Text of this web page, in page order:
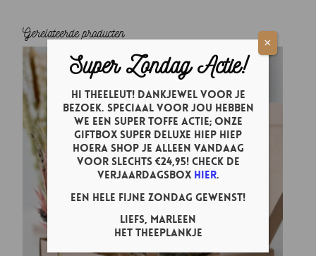
Gerelateerde producten
Super Zondag Actie!
Hi theeleut! Dankjewel voor je
bezoek. Speciaal voor jou hebben
we een super toffe actie; onze
Giftbox Super Deluxe Hiep Hiep
Hoera shop je ALLEEN vandaag
voor slechts €24,95! Check de
verjaardagsbox hier.
Een hele fijne zondag gewenst!
Liefs, Marleen
Het Theeplankje
×